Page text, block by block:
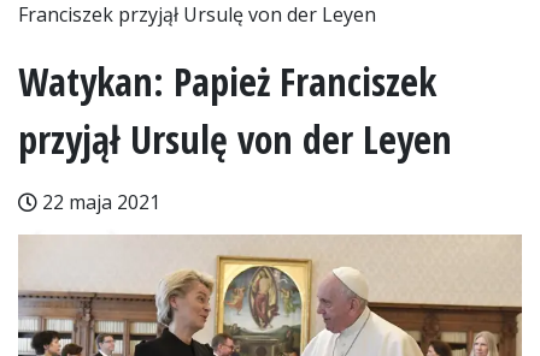
Franciszek przyjął Ursulę von der Leyen
Watykan: Papież Franciszek
przyjął Ursulę von der Leyen
22 maja 2021